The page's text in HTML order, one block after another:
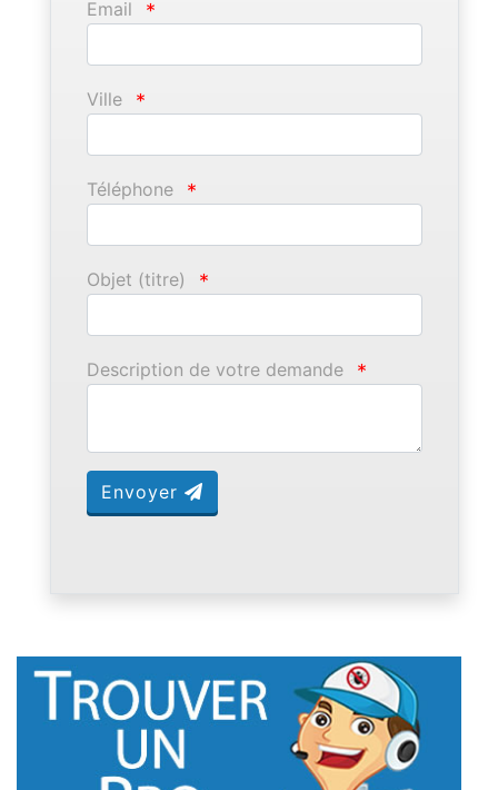
Email *
Ville *
Téléphone *
Objet (titre) *
Description de votre demande *
Envoyer